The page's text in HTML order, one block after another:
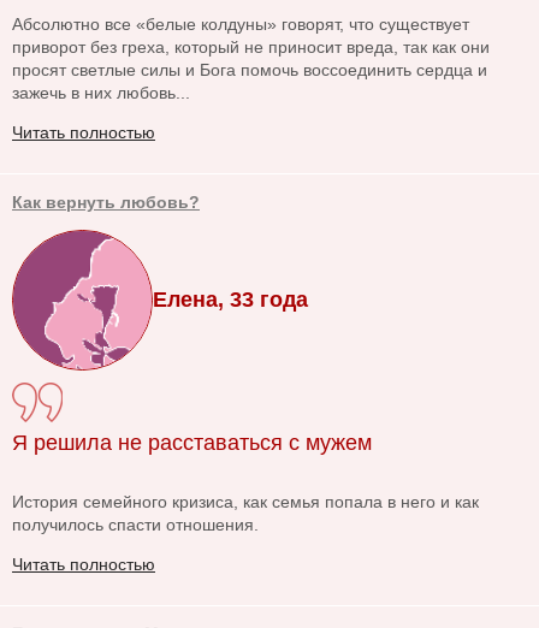
Абсолютно все «белые колдуны» говорят, что существует
приворот без греха, который не приносит вреда, так как они
просят светлые силы и Бога помочь воссоединить сердца и
зажечь в них любовь...
Читать полностью
Как вернуть любовь?
Елена, 33 года
Я решила не расставаться с мужем
История семейного кризиса, как семья попала в него и как
получилось спасти отношения.
Читать полностью